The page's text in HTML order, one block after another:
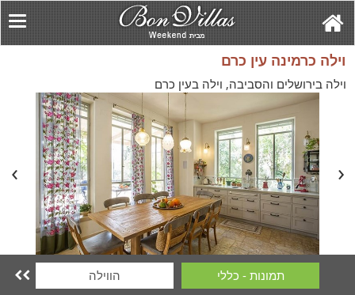
וילה כרמינה עין כרם
וילה בירושלים והסביבה, וילה בעין כרם
תמונות - כללי הווילה 